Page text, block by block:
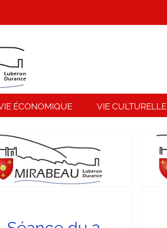
ÉCONOMIQUE VIE CULTURELLE
Séance du 10 Mars 2025
Séances du Conseil Municipal